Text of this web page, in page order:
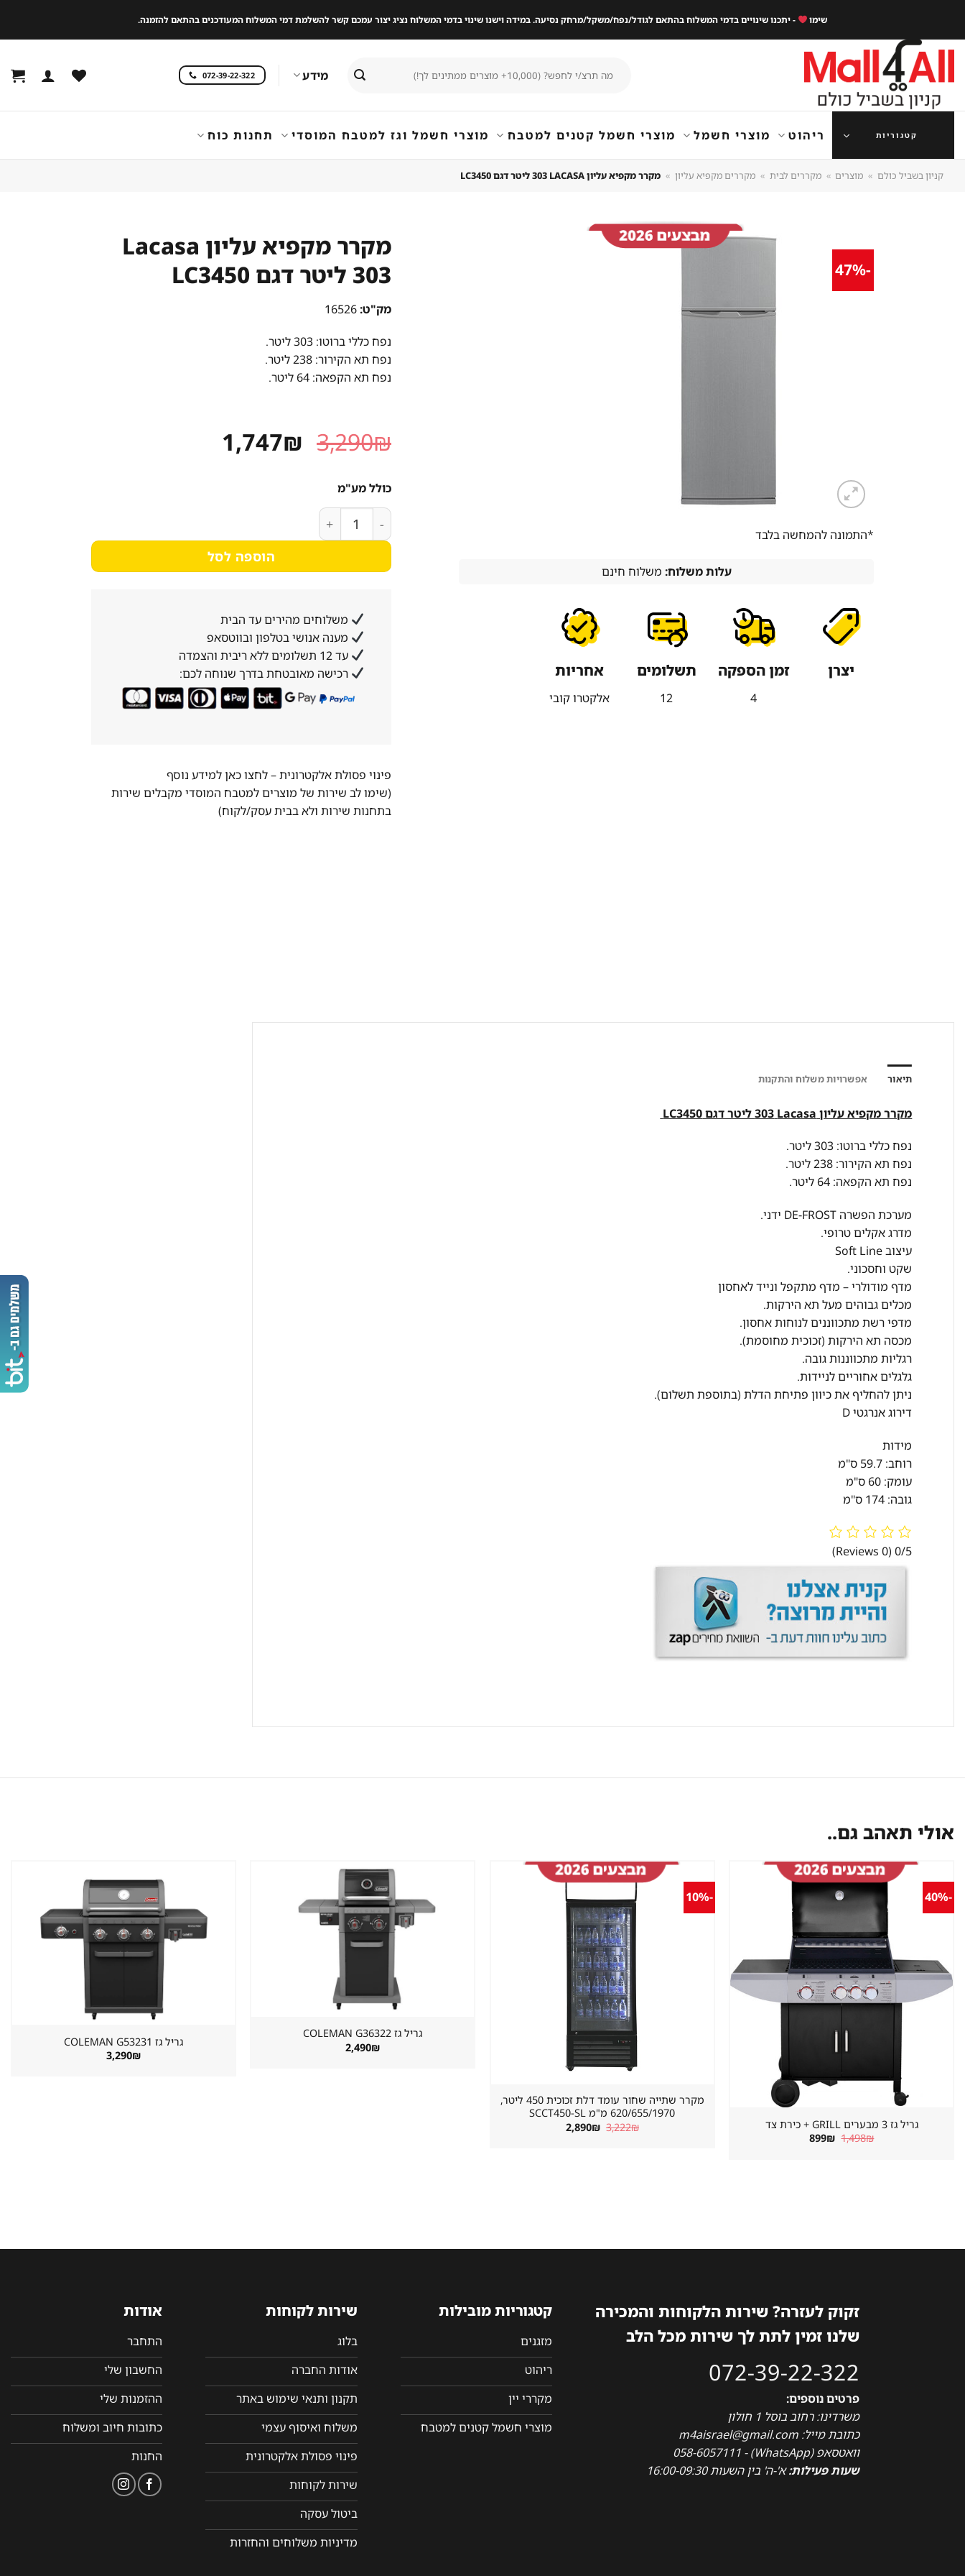
content
שימו - יתכנו שינויים בדמי המשלוח בהתאם לגודל/נפח/משקל/מרחק נסיעה. במידה וישנו שינוי בדמי המשלוח נציג יצור עמכם קשר להשלמת דמי המשלוח המעודכנים בהתאם להזמנה.
עבור:
מידע 072-39-22-322
קטגוריות ריהוט מוצרי חשמל מוצרי חשמל קטנים למטבח מוצרי חשמל וגז למטבח המוסדי תחנות כוח
קניון בשביל כולם » מוצרים » מקררים לבית » מקררים מקפיא עליון » מקרר ‏מקפיא עליון LACASA ‏303 ‏ליטר דגם LC3450
-47%
*התמונה להמחשה בלבד
עלות משלוח: משלוח חינם
יצרן זמן הספקה
4
תשלומים
12
אחריות
אלקטרו קובי
מקרר ‏מקפיא עליון Lacasa
מק"ט:
נפח כללי ברוטו: 303 ליטר.
נפח תא הקירור: 238 ליטר.
נפח תא הקפאה: 64 ליטר.
3,290₪ המחיר
המקורי
1,747₪
כולל מע"מ
כמות של מקרר ‏מקפיא עליון Lacasa ‏303 ‏ליטר דגם LC3450
הוספה לסל
משלוחים מהירים עד הבית
מענה אנושי בטלפון ובווטסאפ
עד 12 תשלומים ללא ריבית והצמדה
רכישה מאובטחת בדרך שנוחה לכם:
פינוי פסולת אלקטרונית –לחצו כאן למידע נוסף
(שימו לב שירות של מוצרים למטבח המוסדי מקבלים שירות
בתחנות שירות ולא בבית עסק/לקוח)
תיאור אפשרויות משלוח והתקנות
מקרר ‏מקפיא עליון Lacasa ‏303 ‏ליטר דגם LC3450
נפח כללי ברוטו: 303 ליטר.
נפח תא הקירור: 238 ליטר.
נפח תא הקפאה: 64 ליטר.
מערכת הפשרה DE-FROST ידני.
מדרג אקלים טרופי.
עיצוב Soft Line
שקט וחסכוני.
מדף מודולרי – מדף מתקפל ונייד לאחסון
מכלים גבוהים מעל תא הירקות.
מדפי רשת מתכווננים לנוחות אחסון.
מכסה תא הירקות (זכוכית מחוסמת).
רגליות מתכווננות גובה.
גלגלים אחוריים לניידות.
ניתן להחליף את כיוון פתיחת הדלת (בתוספת תשלום).
דירוג אנרגטי D
מידות
רוחב: 59.7 ס"מ
עומק: 60 ס"מ
גובה: 174 ס"מ
0/5
(0 Reviews)
אולי תאהב גם..
-40%
גריל גז 3 מבערים GRILL + כירת צד
1,498₪ המחיר
899₪ המחיר
-10%
מקרר שתייה שחור עומד דלת זכוכית 450 ליטר,
620/655/1970 מ"מ SCCT450-SL
3,222₪ המחיר
המקורי
2,890₪ המחיר
גריל גז ⁦COLEMAN G36322⁩
2,490₪
גריל גז ⁦COLEMAN G53231⁩
3,290₪
זקוק לעזרה? שירות הלקוחות והמכירה
שלנו זמין לתת לך שירות מכל הלב
072-39-22-322
פרטים נוספים:
משרדינו: רחוב בוסל 1 חולון
כתובת מייל: m4aisrael@gmail.com
וואטסאפ (WhatsApp) - 058-6057111
שעות פעילות:א'-ה' בין השעות 16:00-09:30
קטגוריות מובילות
מזגנים
ריהוט
מקררי יין
מוצרי חשמל קטנים למטבח
שירות לקוחות
בלוג
אודות החברה
תקנון ותנאי שימוש באתר
משלוח ואיסוף עצמי
פינוי פסולת אלקטרונית
שירות לקוחות
ביטול עסקה
מדיניות משלוחים והחזרות
אודות
התחבר
החשבון שלי
ההזמנות שלי
כתובות חיוב ומשלוח
החנות